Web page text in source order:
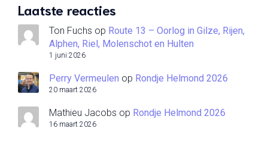
Laatste reacties
Ton Fuchs op Route 13 – Oorlog in Gilze, Rijen,
Alphen, Riel, Molenschot en Hulten
1 juni 2026
Perry Vermeulen op Rondje Helmond 2026
20 maart 2026
Mathieu Jacobs op Rondje Helmond 2026
16 maart 2026